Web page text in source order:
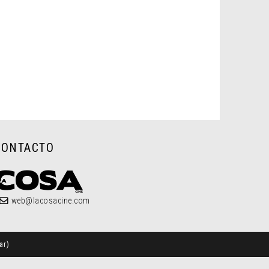
web@lacosacine.com
)